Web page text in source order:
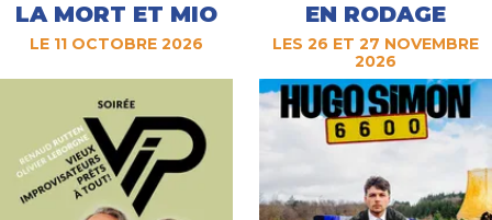
LA MORT ET MIO
LE 11 OCTOBRE 2026
EN RODAGE
LES 26 ET 27 NOVEMBRE
2026